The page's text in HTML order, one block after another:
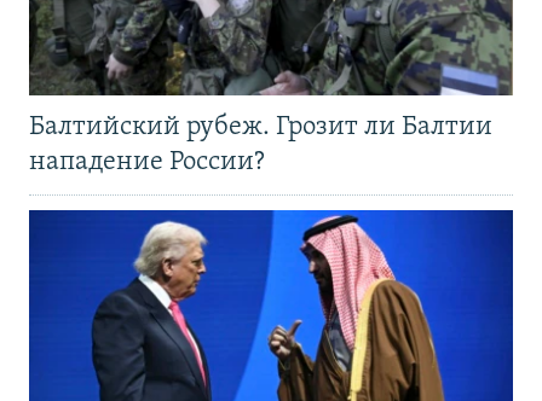
Балтийский рубеж. Грозит ли Балтии
нападение России?